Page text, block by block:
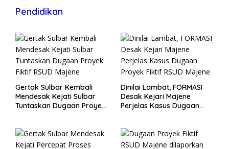
Pendidikan
Gertak Sulbar Kembali
Mendesak Kejati Sulbar
Tuntaskan Dugaan Proyek
Dinilai Lambat, FORMASI
Desak Kejari Majene
Perjelas Kasus Dugaan